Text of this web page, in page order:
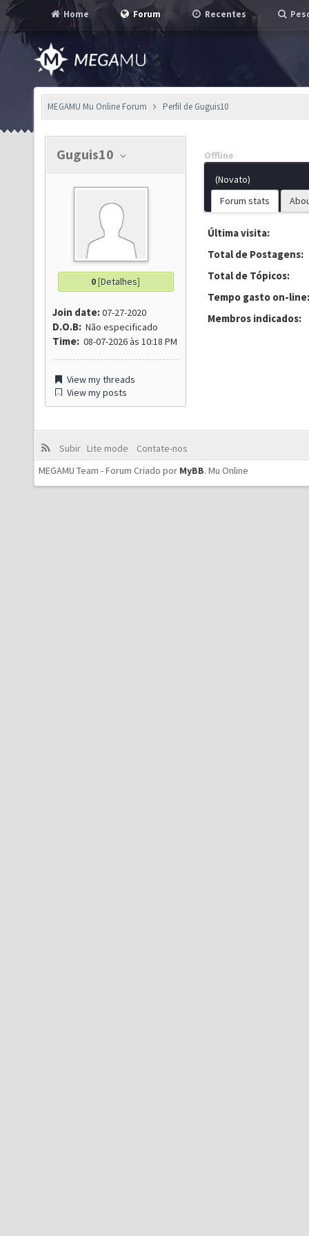
Home Forum Recentes
MEGAMU Mu Online Forum Perfil de Guguis10
Guguis10
0[Detalhes]
Join date:07-27-2020
D.O.B: Não especificado
Time: 08-07-2026 às 10:18 PM
View my threads
View my posts
Offline
(Novato)
Forum stats
Última visita:
Total de Postagens:
Total de Tópicos:
Tempo gasto on-line:
Membros indicados:
Subir Lite mode
Contate-nos
MEGAMU Team - Forum Criado por MyBB. Mu Online